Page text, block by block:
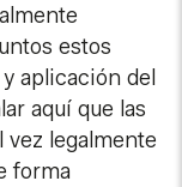
estos
aplicación del
aquí que las
vez legalmente
forma